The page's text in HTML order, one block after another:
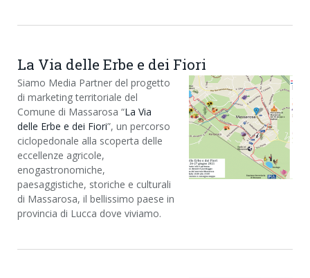
La Via delle Erbe e dei Fiori
Siamo Media Partner del progetto
di marketing territoriale del
Comune di Massarosa “La Via
delle Erbe e dei Fiori”, un percorso
ciclopedonale alla scoperta delle
eccellenze agricole,
enogastronomiche,
paesaggistiche, storiche e culturali
di Massarosa, il bellissimo paese in
provincia di Lucca dove viviamo.